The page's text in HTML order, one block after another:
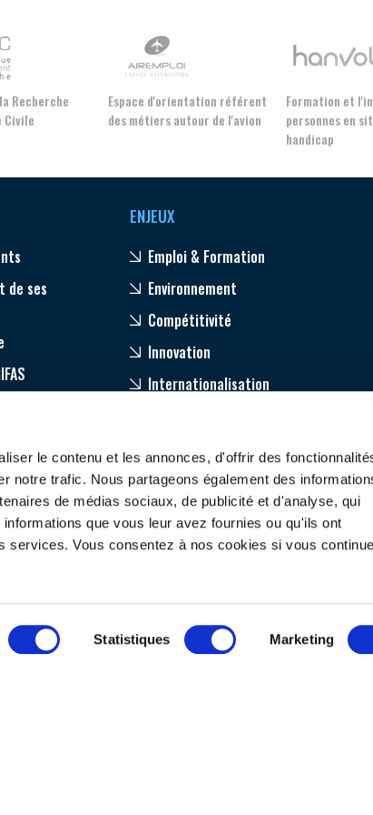
le contenu et les annonces, d'offrir des
notre trafic. Nous partageons également des
de médias sociaux, de publicité et d'analyse, qui
que vous leur avez fournies ou qu'ils ont
services. Vous consentez à nos cookies si vous
Statistiques Marketing
Recherche
Civile
Espace d'orientation référent
des métiers autour de l'avion
Formation et
personnes en
handicap
de ses
adhérents
ENJEUX
Emploi & Formation
Environnement
Compétitivité
Innovation
Internationalisation
Découvrez les avantages d'adhérer au GIFAS.
données sectorielles, programmes
DEMANDE D’ADHÉSION
DEMANDE D’ADHÉSION
vous un statut de droit français ?
NON